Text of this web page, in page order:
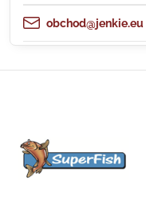
obchod@jenkie.eu